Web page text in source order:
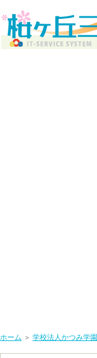
ホーム ＞ 学校法人かつみ学